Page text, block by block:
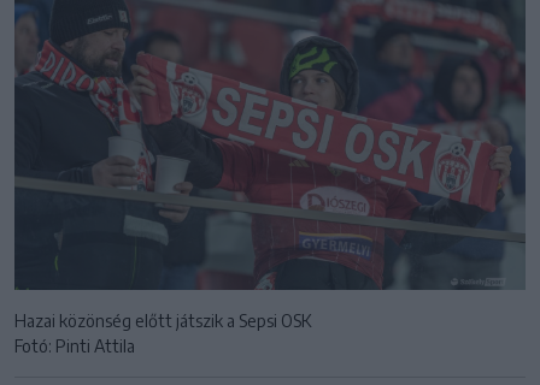
Hazai közönség előtt játszik a Sepsi OSK
Fotó: Pinti Attila